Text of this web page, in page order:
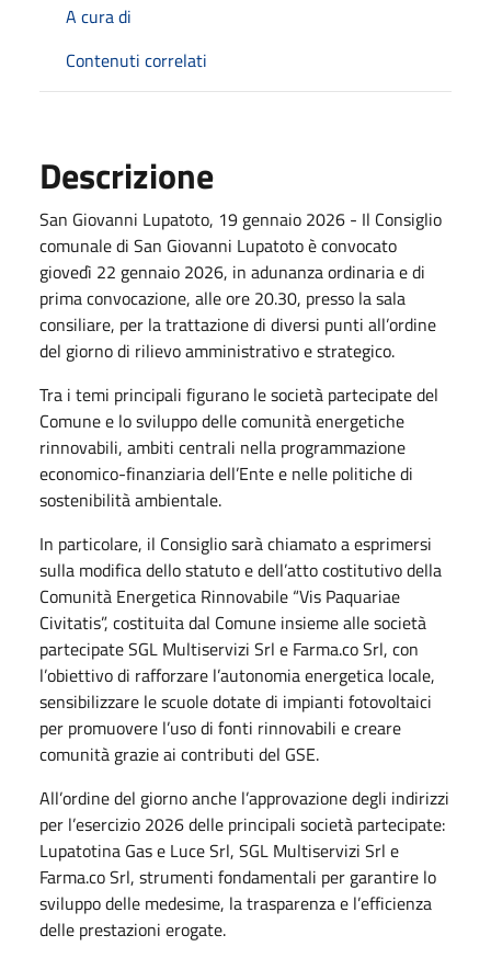
A cura di
Contenuti correlati
Descrizione
San Giovanni Lupatoto, 19 gennaio 2026 - Il Consiglio
comunale di San Giovanni Lupatoto è convocato
giovedì 22 gennaio 2026, in adunanza ordinaria e di
prima convocazione, alle ore 20.30, presso la sala
consiliare, per la trattazione di diversi punti all’ordine
del giorno di rilievo amministrativo e strategico.
Tra i temi principali figurano le società partecipate del
Comune e lo sviluppo delle comunità energetiche
rinnovabili, ambiti centrali nella programmazione
economico-finanziaria dell’Ente e nelle politiche di
sostenibilità ambientale.
In particolare, il Consiglio sarà chiamato a esprimersi
sulla modifica dello statuto e dell’atto costitutivo della
Comunità Energetica Rinnovabile “Vis Paquariae
Civitatis”, costituita dal Comune insieme alle società
partecipate SGL Multiservizi Srl e Farma.co Srl, con
l’obiettivo di rafforzare l’autonomia energetica locale,
sensibilizzare le scuole dotate di impianti fotovoltaici
per promuovere l’uso di fonti rinnovabili e creare
comunità grazie ai contributi del GSE.
All’ordine del giorno anche l’approvazione degli indirizzi
per l’esercizio 2026 delle principali società partecipate:
Lupatotina Gas e Luce Srl, SGL Multiservizi Srl e
Farma.co Srl, strumenti fondamentali per garantire lo
sviluppo delle medesime, la trasparenza e l’efficienza
delle prestazioni erogate.